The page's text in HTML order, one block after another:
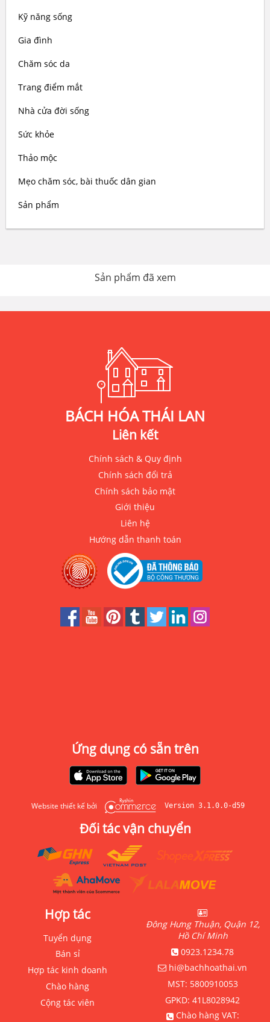
Kỹ năng sống
Gia đình
Chăm sóc da
Trang điểm mắt
Nhà cửa đời sống
Sức khỏe
Thảo mộc
Mẹo chăm sóc, bài thuốc dân gian
Sản phẩm
Sản phẩm đã xem
BÁCH HÓA THÁI LAN
Liên kết
Chính sách & Quy định
Chính sách đổi trả
Chính sách bảo mật
Giới thiệu
Liên hệ
Hướng dẫn thanh toán
Ứng dụng có sẵn trên
Website thiết kế bởi Version 3.1.0.0-d59
Đối tác vận chuyển
Hợp tác
Tuyển dụng
Bán sỉ
Hợp tác kinh doanh
Chào hàng
Cộng tác viên
Đông Hưng Thuận, Quận 12,
Hồ Chí Minh
0923.1234.78
hi@bachhoathai.vn
MST: 5800910053
GPKD: 41L8028942
Chào hàng VAT: